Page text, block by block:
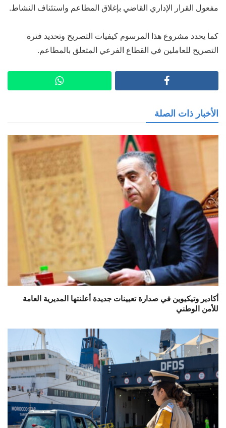
مفعول القرار الإداري القاضي بإغلاق المطاعم واستئناف النشاط.
كما يحدد مشروع هذا المرسوم كيفيات التصريح وتحديد فترة
التصريح للعاملين في القطاع الفرعي المتعلق بالمطاعم.
الأخبار ذات الصلة
أكادير وتيكيوين في صدارة تعيينات جديدة أعلنتها المديرية العامة
للأمن الوطني